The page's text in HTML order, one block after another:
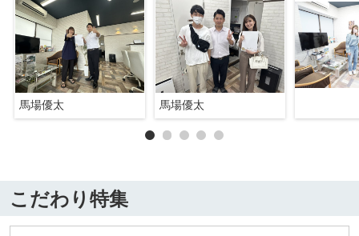
馬場優太 馬場優太
こだわり特集